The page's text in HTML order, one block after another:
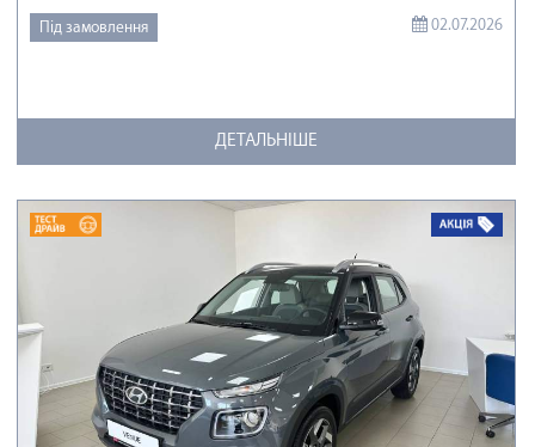
Під замовлення 02.07.2026
ДЕТАЛЬНІШЕ